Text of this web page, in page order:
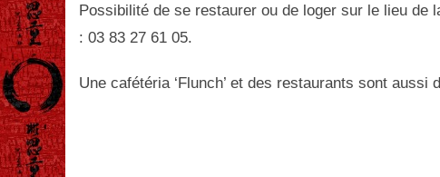
Possibilité de se restaurer ou de loger sur le lieu de
: 03 83 27 61 05.
Une cafétéria ‘Flunch’ et des restaurants sont